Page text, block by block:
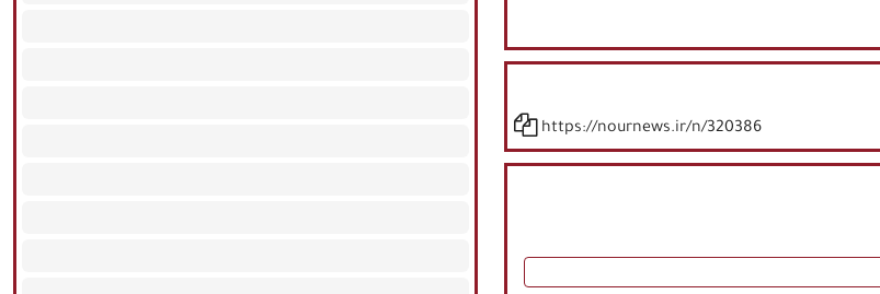
https://nournews.ir/n/320386